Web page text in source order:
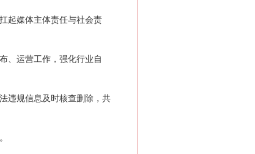
起媒体主体责任与社会责
、运营工作，强化行业自
违规信息及时核查删除，共